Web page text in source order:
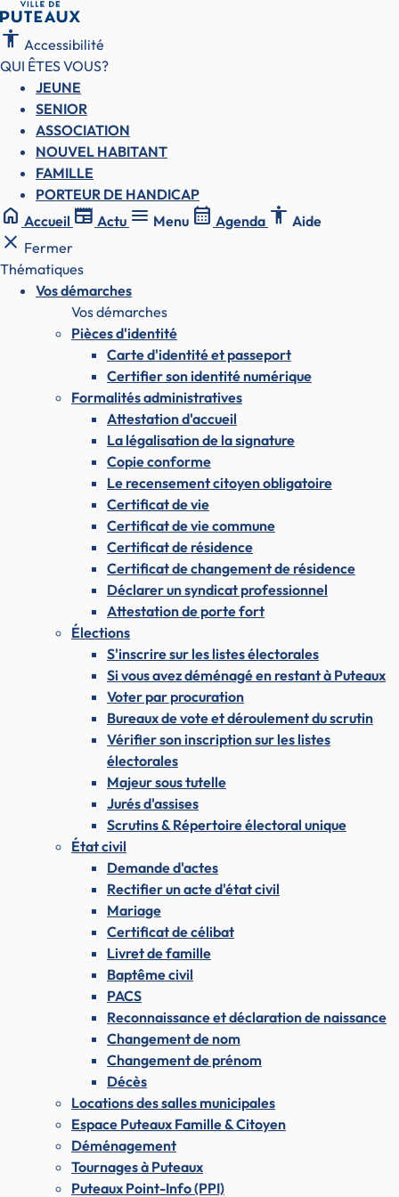
accessibility Accessibilité
QUI ÊTES VOUS?
JEUNE
SENIOR
ASSOCIATION
NOUVEL HABITANT
FAMILLE
PORTEUR DE HANDICAP
home Accueil newspaper Actu menu Menu calendar_month Agenda accessibility Aide
close Fermer
Thématiques
Vos démarches
Vos démarches
Pièces d'identité
Carte d'identité et passeport
Certifier son identité numérique
Formalités administratives
Attestation d'accueil
La légalisation de la signature
Copie conforme
Le recensement citoyen obligatoire
Certificat de vie
Certificat de vie commune
Certificat de résidence
Certificat de changement de résidence
Déclarer un syndicat professionnel
Attestation de porte fort
Élections
S'inscrire sur les listes électorales
Si vous avez déménagé en restant à Puteaux
Voter par procuration
Bureaux de vote et déroulement du scrutin
Vérifier son inscription sur les listes
électorales
Majeur sous tutelle
Jurés d'assises
Scrutins & Répertoire électoral unique
État civil
Demande d'actes
Rectifier un acte d'état civil
Mariage
Certificat de célibat
Livret de famille
Baptême civil
PACS
Reconnaissance et déclaration de naissance
Changement de nom
Changement de prénom
Décès
Locations des salles municipales
Espace Puteaux Famille & Citoyen
Déménagement
Tournages à Puteaux
Puteaux Point-Info (PPI)